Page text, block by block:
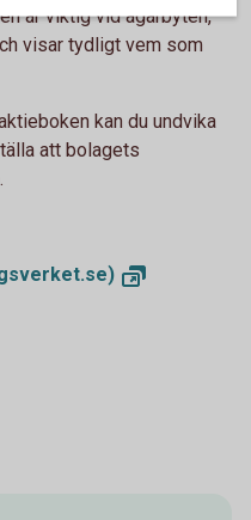
är viktig vid ägarbyten,
visar tydligt vem som
kan du undvika
att bolagets